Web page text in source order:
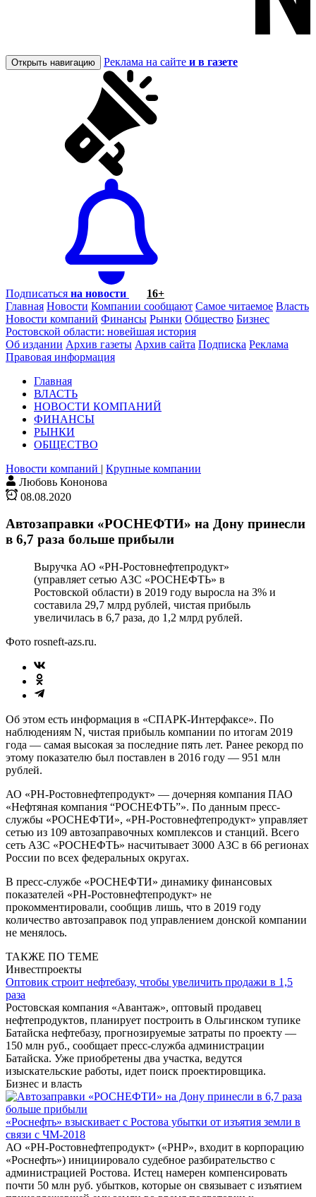
Открыть навигацию Реклама на сайте и в газете
Подписаться на новости
16+
Главная Новости Компании сообщают Самое читаемое Власть
Новости компаний Финансы Рынки Общество Бизнес
Ростовской области: новейшая история
Об издании Архив газеты Архив сайта Подписка Реклама
Правовая информация
Главная
ВЛАСТЬ
НОВОСТИ КОМПАНИЙ
ФИНАНСЫ
РЫНКИ
ОБЩЕСТВО
Новости компаний | Крупные компании
Любовь Кононова
08.08.2020
Автозаправки «РОСНЕФТИ» на Дону принесли
в 6,7 раза больше прибыли
Выручка АО «РН-Ростовнефтепродукт»
(управляет сетью АЗС «РОСНЕФТЬ» в
Ростовской области) в 2019 году выросла на 3% и
составила 29,7 млрд рублей, чистая прибыль
увеличилась в 6,7 раза, до 1,2 млрд рублей.
Фото rosneft-azs.ru.
Об этом есть информация в «СПАРК-Интерфаксе». По
наблюдениям N, чистая прибыль компании по итогам 2019
года — самая высокая за последние пять лет. Ранее рекорд по
этому показателю был поставлен в 2016 году — 951 млн
рублей.
АО «РН-Ростовнефтепродукт» — дочерняя компания ПАО
«Нефтяная компания “РОСНЕФТЬ”». По данным пресс-
службы «РОСНЕФТИ», «РН-Ростовнефтепродукт» управляет
сетью из 109 автозаправочных комплексов и станций. Всего
сеть АЗС «РОСНЕФТЬ» насчитывает 3000 АЗС в 66 регионах
России по всех федеральных округах.
В пресс-службе «РОСНЕФТИ» динамику финансовых
показателей «РН-Ростовнефтепродукт» не
прокомментировали, сообщив лишь, что в 2019 году
количество автозаправок под управлением донской компании
не менялось.
ТАКЖЕ ПО ТЕМЕ
Инвестпроекты
Оптовик строит нефтебазу, чтобы увеличить продажи в 1,5
раза
Ростовская компания «Авантаж», оптовый продавец
нефтепродуктов, планирует построить в Ольгинском тупике
Батайска нефтебазу, прогнозируемые затраты по проекту —
150 млн руб., сообщает пресс-служба администрации
Батайска. Уже приобретены два участка, ведутся
изыскательские работы, идет поиск проектировщика.
Бизнес и власть
«Роснефть» взыскивает с Ростова убытки от изъятия земли в
связи с ЧМ-2018
АО «РН-Ростовнефтепродукт» («РНР», входит в корпорацию
«Роснефть») инициировало судебное разбирательство с
администрацией Ростова. Истец намерен компенсировать
почти 50 млн руб. убытков, которые он связывает с изъятием